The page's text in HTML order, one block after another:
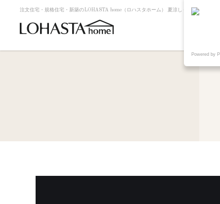
注文住宅・規格住宅・新築のLOHASTA home（ロハスタホーム） 夏涼しく冬暖かい高
Powered by